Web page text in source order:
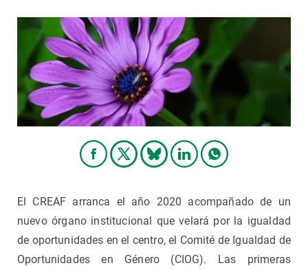
El CREAF arranca el año 2020 acompañado de un
nuevo órgano institucional que velará por la igualdad
de oportunidades en el centro, el Comité de Igualdad de
Oportunidades en Género (CIOG). Las primeras